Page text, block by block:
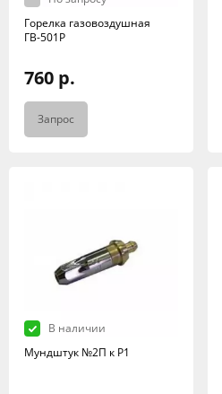
Горелка газовоздушная
ГВ-501Р
760 р.
Запрос
В наличии
Мундштук №2П к Р1